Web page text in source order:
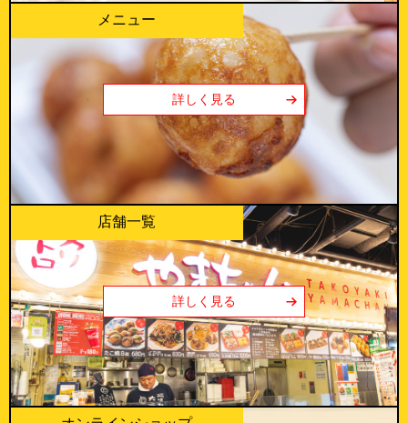
メニュー
詳しく見る
店舗一覧
詳しく見る